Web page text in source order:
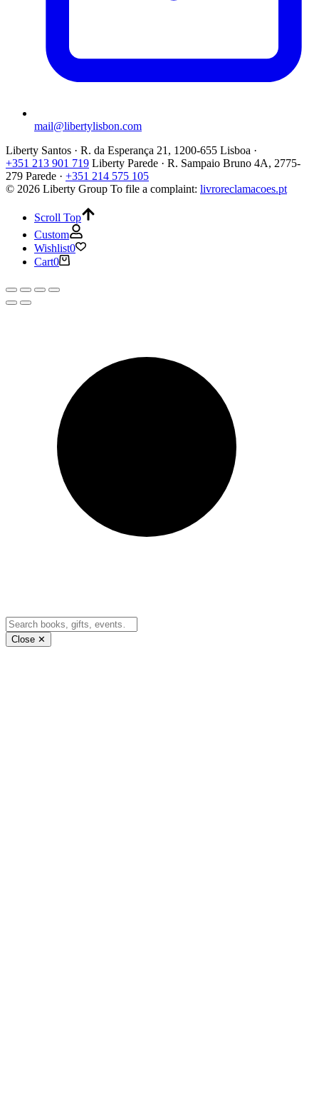
mail@libertylisbon.com
Liberty Santos · R. da Esperança 21, 1200-655 Lisboa ·
+351 213 901 719 Liberty Parede · R. Sampaio Bruno 4A, 2775-
279 Parede · +351 214 575 105
© 2026 Liberty Group To file a complaint: livroreclamacoes.pt
Scroll Top
Custom
Wishlist0
Cart0
Close ✕